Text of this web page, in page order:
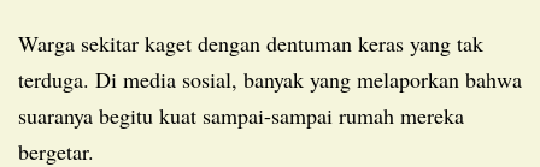
Warga sekitar kaget dengan dentuman keras yang tak
terduga. Di media sosial, banyak yang melaporkan bahwa
suaranya begitu kuat sampai-sampai rumah mereka
bergetar.